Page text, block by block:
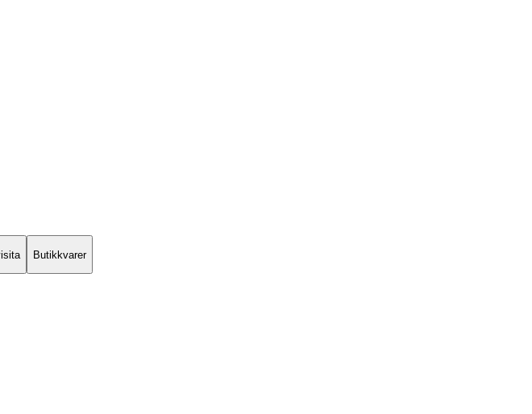
Butikkvarer